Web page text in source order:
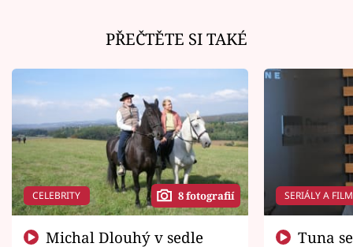
PŘEČTĚTE SI TAKÉ
CELEBRITY 8 fotografií SERIÁLY A